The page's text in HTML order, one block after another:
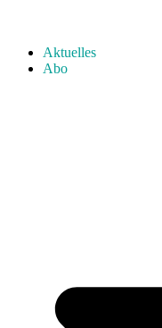
Aktuelles
Abo